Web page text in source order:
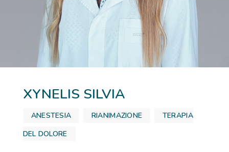
DIAGNOSI E CURA
RICOVERI
NEWS
XYNELIS SILVIA
ANESTESIA RIANIMAZIONE
TERAPIA
DEL DOLORE